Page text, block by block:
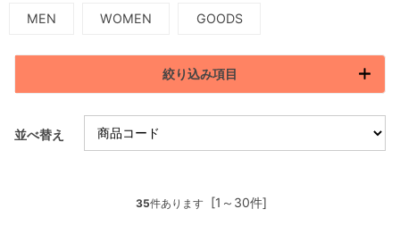
MEN WOMEN GOODS
絞り込み項目
並べ替え
[1～30件]
35件あります